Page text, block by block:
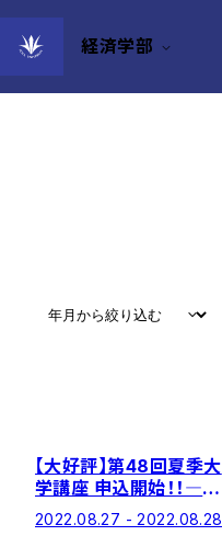
経済学部
Events
【大好評】第48回夏季大
学講座 申込開始！！―今
年度は、対面講座とオン
ライン配信講座を実施！
2022.08.27 - 2022.08.28